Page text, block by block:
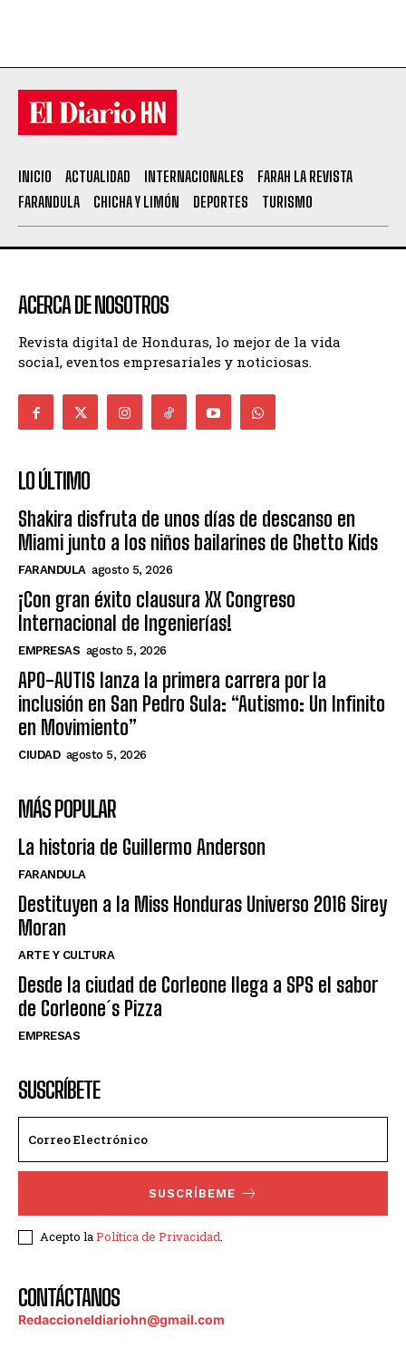
INICIO ACTUALIDAD INTERNACIONALES
FARAH LA REVISTA
FARANDULA
CHICHA Y LIMÓN DEPORTES TURISMO
ACERCA DE NOSOTROS
Revista digital de Honduras, lo mejor de la vida
social, eventos empresariales y noticiosas.
LO ÚLTIMO
Shakira disfruta de unos días de descanso en
Miami junto a los niños bailarines de Ghetto Kids
FARANDULA agosto 5, 2026
¡Con gran éxito clausura XX Congreso
Internacional de Ingenierías!
EMPRESAS agosto 5, 2026
APO-AUTIS lanza la primera carrera por la
inclusión en San Pedro Sula: “Autismo: Un Infinito
en Movimiento”
CIUDAD agosto 5, 2026
MÁS POPULAR
La historia de Guillermo Anderson
FARANDULA
Destituyen a la Miss Honduras Universo 2016 Sirey
Moran
ARTE Y CULTURA
Desde la ciudad de Corleone llega a SPS el sabor
de Corleone´s Pizza
EMPRESAS
SUSCRÍBETE
SUSCRÍBEME
Acepto laPolítica de Privacidad.
CONTÁCTANOS
Redaccioneldiariohn@gmail.com